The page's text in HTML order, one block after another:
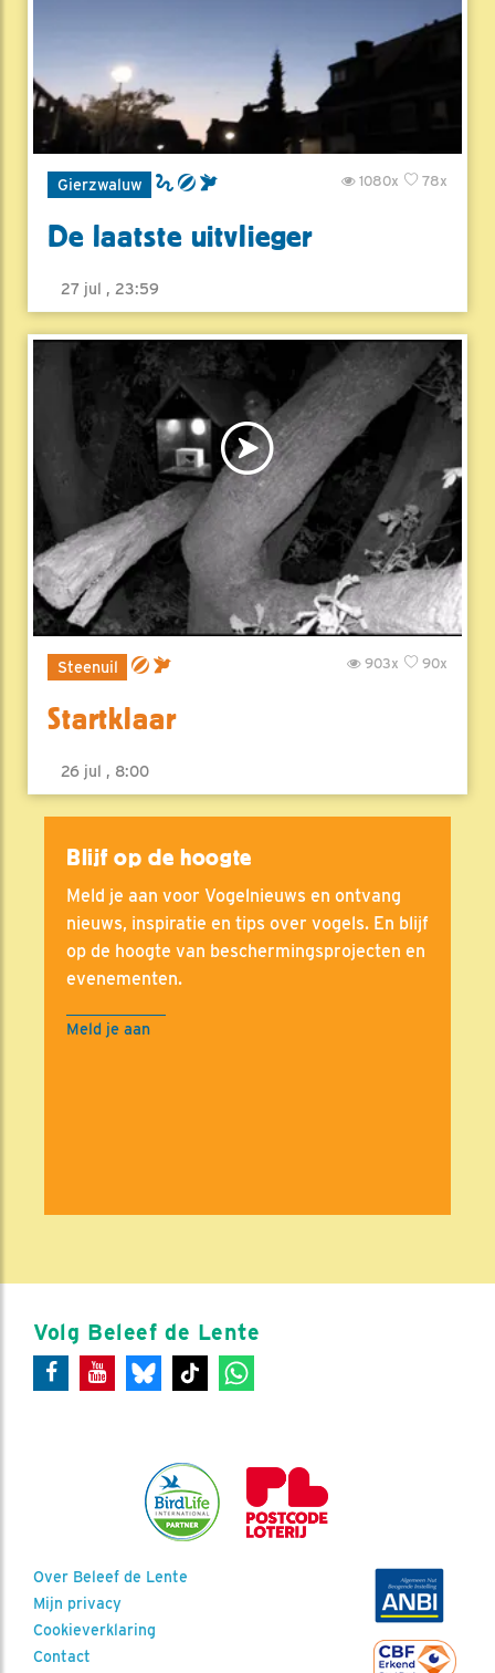
Gierzwaluw 78x
1080x
De laatste uitvlieger
27 jul , 23:59
Steenuil 90x
903x
Startklaar
26 jul , 8:00
Blijf op de hoogte
Meld je aan voor Vogelnieuws en ontvang
nieuws, inspiratie en tips over vogels. En blijf
op de hoogte van beschermingsprojecten en
evenementen.
Meld je aan
Volg Beleef de Lente
Over Beleef de Lente
Mijn privacy
Cookieverklaring
Contact